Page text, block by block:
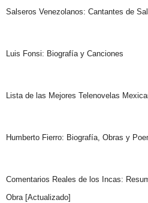
Salseros Venezolanos: Cantantes de
Luis Fonsi: Biografía y Canciones
Lista de las Mejores Telenovelas
Humberto Fierro: Biografía, Obras y
Comentarios Reales de los Incas:
Obra [Actualizado]